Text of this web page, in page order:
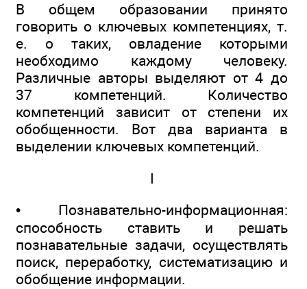
В общем образовании принято
говорить о ключевых компетенциях, т.
е. о таких, овладение которыми
необходимо каждому человеку.
Различные авторы выделяют от 4 до
37 компетенций. Количество
компетенций зависит от степени их
обобщенности. Вот два варианта в
выделении ключевых компетенций.
I
• Познавательно-информационная:
способность ставить и решать
познавательные задачи, осуществлять
поиск, переработку, систематизацию и
обобщение информации.